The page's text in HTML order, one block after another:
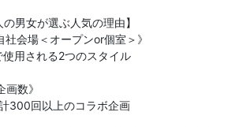
男女が選ぶ人気の理由】
社会場＜オープンor個室＞》
用される2つのスタイル
画数》
300回以上のコラボ企画